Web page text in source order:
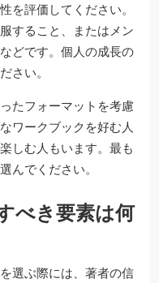
を評価してください。
すること、またはメン
どです。個人の成長の
さい。
たフォーマットを考慮
ワークブックを好む人
しむ人もいます。最も
んでください。
べき要素は何
選ぶ際には、著者の信